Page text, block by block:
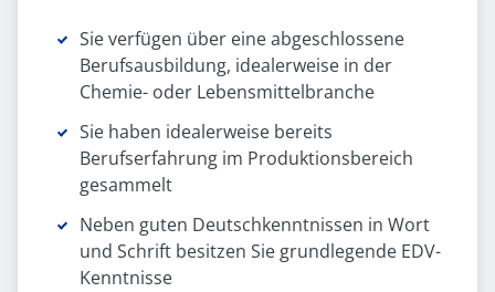
Sie verfügen über eine abgeschlossene
Berufsausbildung, idealerweise in der
Chemie- oder Lebensmittelbranche
Sie haben idealerweise bereits
Berufserfahrung im Produktionsbereich
gesammelt
Neben guten Deutschkenntnissen in Wort
und Schrift besitzen Sie grundlegende EDV-
Kenntnisse